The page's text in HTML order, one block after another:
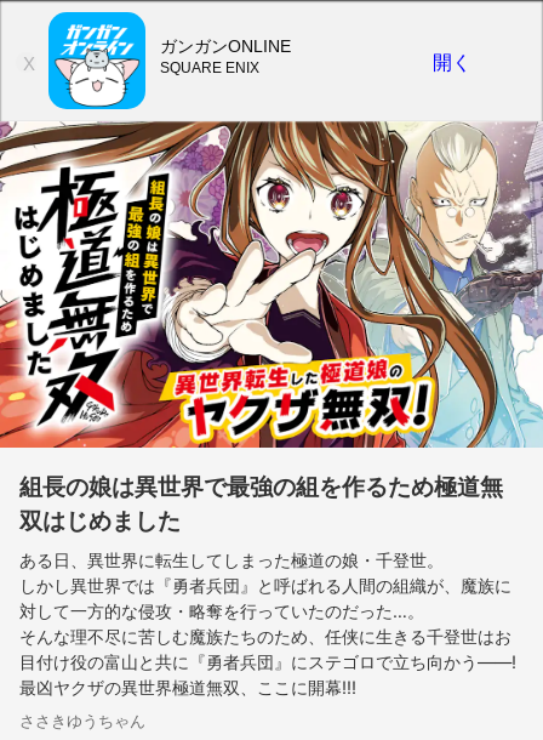
組長の娘は異世界で最強の組を作るため極道無
双はじめました
ある日、異世界に転生してしまった極道の娘・千登世。
しかし異世界では『勇者兵団』と呼ばれる人間の組織が、魔族に
対して一方的な侵攻・略奪を行っていたのだった…。
そんな理不尽に苦しむ魔族たちのため、任侠に生きる千登世はお
目付け役の富山と共に『勇者兵団』にステゴロで立ち向かう――!
最凶ヤクザの異世界極道無双、ここに開幕!!!
ささきゆうちゃん
X
ガンガンONLINE
SQUARE ENIX 開く